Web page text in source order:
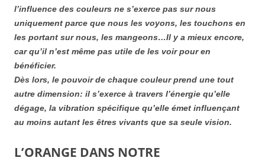
l’influence des couleurs ne s’exerce pas sur nous
uniquement parce que nous les voyons, les touchons en
les portant sur nous, les mangeons…Il y a mieux encore,
car qu’il n’est même pas utile de les voir pour en
bénéficier.
Dès lors, le pouvoir de chaque couleur prend une tout
autre dimension: il s’exerce à travers l’énergie qu’elle
dégage, la vibration spécifique qu’elle émet influençant
au moins autant les êtres vivants que sa seule vision.
L’ORANGE DANS NOTRE